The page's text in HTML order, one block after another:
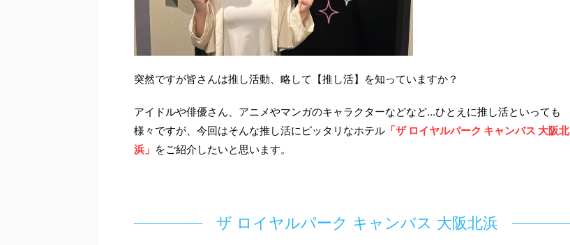
突然ですが皆さんは推し活動、略して【推し活】を知っていますか？
アイドルや俳優さん、アニメやマンガのキャラクターなどなど…ひとえに推し活といっても
様々ですが、今回はそんな推し活にピッタリなホテル 「ザ ロイヤルパーク キャンバス 大阪北
浜」 をご紹介したいと思います。
ザ ロイヤルパーク キャンバス 大阪北浜